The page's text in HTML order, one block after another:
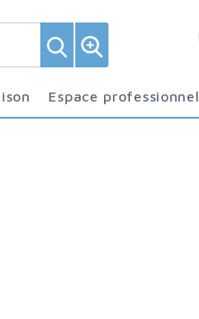
Espace professionnel